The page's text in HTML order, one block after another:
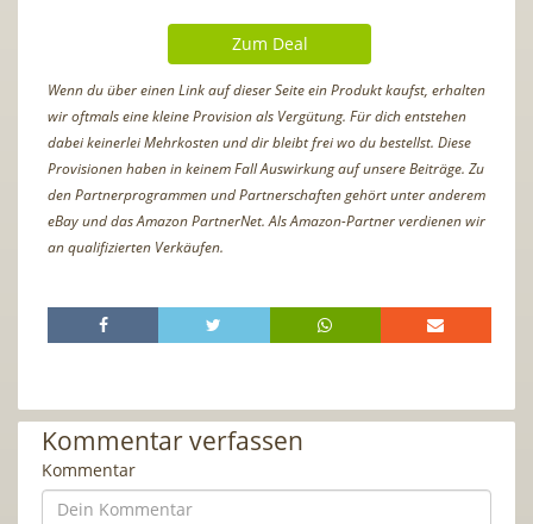
Zum Deal
Wenn du über einen Link auf dieser Seite ein Produkt kaufst, erhalten
wir oftmals eine kleine Provision als Vergütung. Für dich entstehen
dabei keinerlei Mehrkosten und dir bleibt frei wo du bestellst. Diese
Provisionen haben in keinem Fall Auswirkung auf unsere Beiträge. Zu
den Partnerprogrammen und Partnerschaften gehört unter anderem
eBay und das Amazon PartnerNet. Als Amazon-Partner verdienen wir
an qualifizierten Verkäufen.
Kommentar verfassen
Kommentar